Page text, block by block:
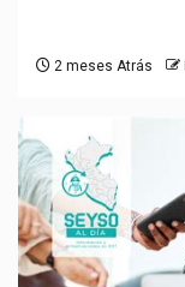
2 meses Atrás